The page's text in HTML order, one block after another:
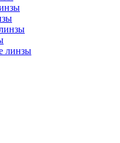
линзы